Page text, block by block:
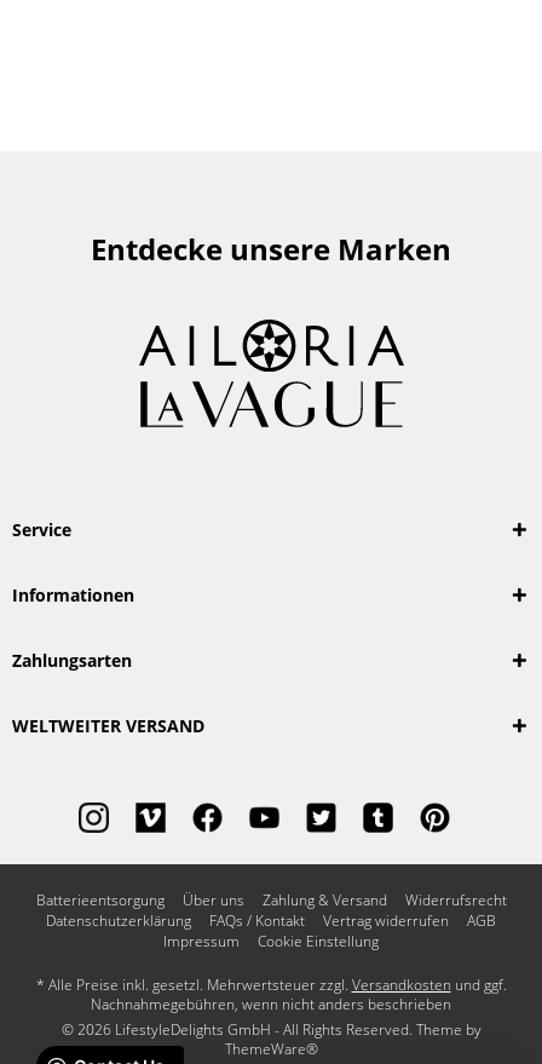
Entdecke unsere Marken
Service
Informationen
Zahlungsarten
WELTWEITER VERSAND
Batterieentsorgung Über uns Zahlung & Versand
Widerrufsrecht
Datenschutzerklärung
FAQs / Kontakt Vertrag widerrufen
AGB
Impressum
Cookie Einstellung
* Alle Preise inkl. gesetzl. Mehrwertsteuer zzgl. Versandkosten und ggf.
Nachnahmegebühren, wenn nicht anders beschrieben
© 2026 LifestyleDelights GmbH - All Rights Reserved. Theme by
ThemeWare®